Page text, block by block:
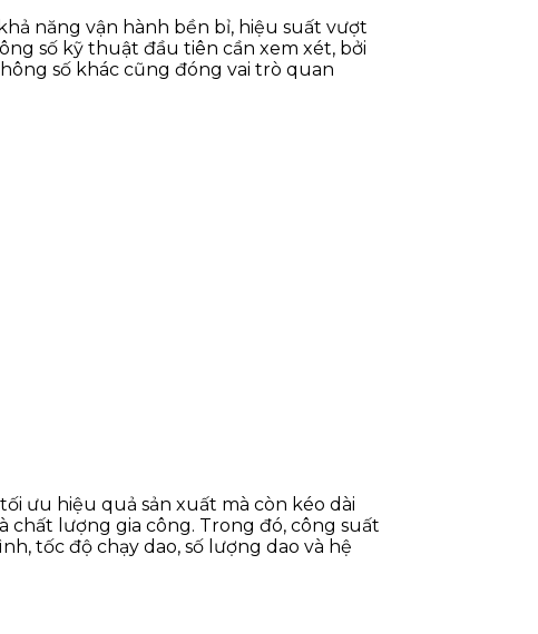
năng vận hành bền bỉ, hiệu suất vượt
số kỹ thuật đầu tiên cần xem xét, bởi
số khác cũng đóng vai trò quan
ưu hiệu quả sản xuất mà còn kéo dài
chất lượng gia công. Trong đó, công suất
tốc độ chạy dao, số lượng dao và hệ